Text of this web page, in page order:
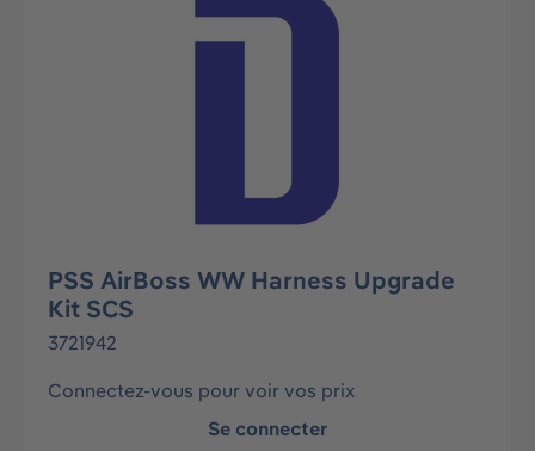
PSS AirBoss WW Harness Upgrade
Kit SCS
3721942
Connectez-vous pour voir vos prix
Se connecter